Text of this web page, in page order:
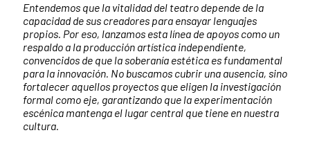
Entendemos que la vitalidad del teatro depende de la
capacidad de sus creadores para ensayar lenguajes
propios. Por eso, lanzamos esta línea de apoyos como un
respaldo a la producción artística independiente,
convencidos de que la soberanía estética es fundamental
para la innovación. No buscamos cubrir una ausencia, sino
fortalecer aquellos proyectos que eligen la investigación
formal como eje, garantizando que la experimentación
escénica mantenga el lugar central que tiene en nuestra
cultura.